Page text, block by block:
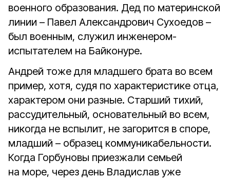
военного образования. Дед по материнской
линии – Павел Александрович Сухоедов –
был военным, служил инженером-
испытателем на Байконуре.
Андрей тоже для младшего брата во всем
пример, хотя, судя по характеристике отца,
характером они разные. Старший тихий,
рассудительный, основательный во всем,
никогда не вспылит, не загорится в споре,
младший – образец коммуникабельности.
Когда Горбуновы приезжали семьей
на море, через день Владислав уже